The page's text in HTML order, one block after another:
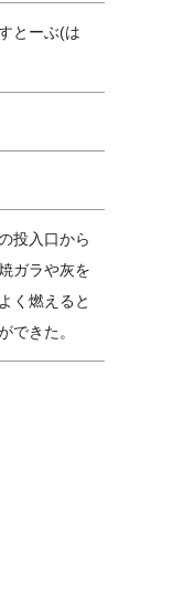
とーぶ(は
投入口から
ガラや灰を
く燃えると
できた。